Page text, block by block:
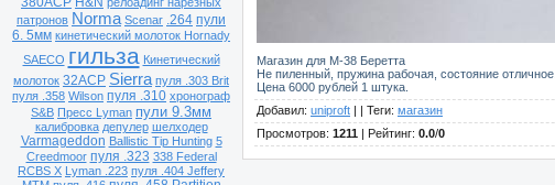
патронов Norma Scenar .264 пули
6. 5мм кинетический молоток Hornady
SAECO гильза Кинетический
молоток 32ACP Sierra пуля .303 Brit
пуля .358 Wilson пуля .310 хронограф
S&B Пресс Lyman пули 9.3мм
калибровка депулер шелходер
Varmageddon Ballistic Tip Hunting 5
Creedmoor пуля .323 338 Federal
RCBS X Lyman .223 пуля .404 Jeffery
Магазин для М-38 Беретта
Не пиленный, пружина рабочая, состояние отличное.
Цена 6000 рублей 1 штука.
Добавил: uniproft Теги: магазин
Просмотров: 1211 Рейтинг: 0.0/0